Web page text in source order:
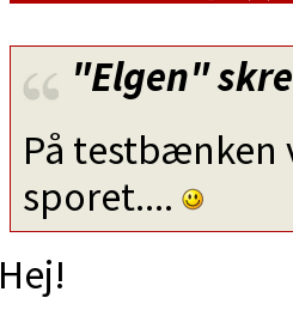
"Elgen"
På testbænken
sporet....
Hej!